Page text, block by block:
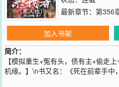
最新章节： 第356
加入书架
简介：
【模拟重生+冤有头，债有主+偷走
机缘。】\n书又名：《死在前辈手中